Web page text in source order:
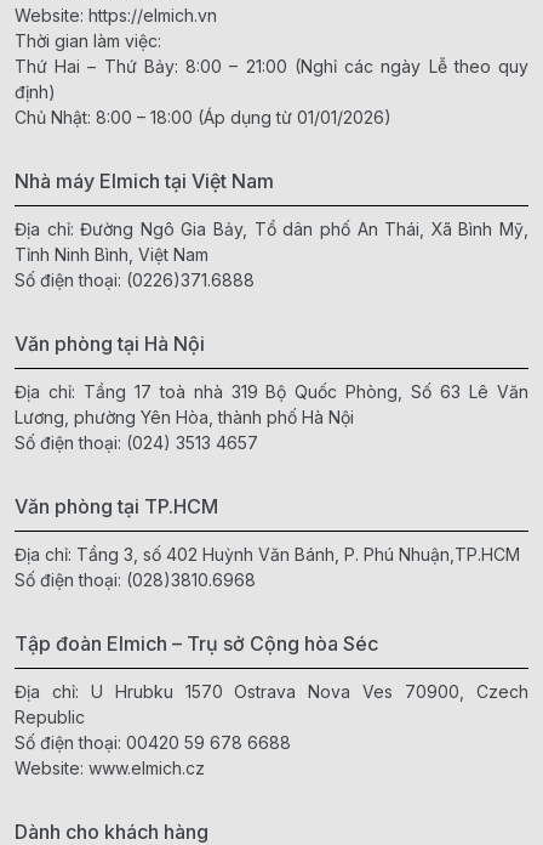
Website: https://elmich.vn
Thời gian làm việc:
Thứ Hai – Thứ Bảy: 8:00 – 21:00 (Nghỉ các ngày Lễ theo quy
định)
Chủ Nhật: 8:00 – 18:00 (Áp dụng từ 01/01/2026)
Nhà máy Elmich tại Việt Nam
Địa chỉ: Đường Ngô Gia Bảy, Tổ dân phố An Thái, Xã Bình Mỹ,
Tỉnh Ninh Bình, Việt Nam
Số điện thoại: (0226)371.6888
Văn phòng tại Hà Nội
Địa chỉ: Tầng 17 toà nhà 319 Bộ Quốc Phòng, Số 63 Lê Văn
Lương, phường Yên Hòa, thành phố Hà Nội
Số điện thoại: (024) 3513 4657
Văn phòng tại TP.HCM
Địa chỉ: Tầng 3, số 402 Huỳnh Văn Bánh, P. Phú Nhuận,TP.HCM
Số điện thoại: (028)3810.6968
Tập đoàn Elmich – Trụ sở Cộng hòa Séc
Địa chỉ: U Hrubku 1570 Ostrava Nova Ves 70900, Czech
Republic
Số điện thoại: 00420 59 678 6688
Website: www.elmich.cz
Dành cho khách hàng